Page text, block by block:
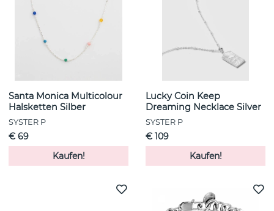
Santa Monica Multicolour
Halsketten Silber
SYSTER P
€ 69
Kaufen!
Lucky Coin Keep
Dreaming Necklace Silver
SYSTER P
€ 109
Kaufen!